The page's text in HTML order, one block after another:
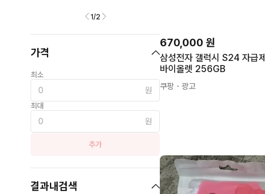
1/2
가격
최소
원
최대
원
추가
결과내검색
670,000 원
삼성전자 갤럭시 S24 자급제 코발트
바이올렛 256GB
쿠팡 ・광고